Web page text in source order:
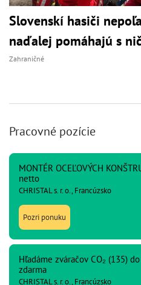
Slovenskí hasiči
naďalej pomáhajú s
Zahraničné
Pracovné pozície
MONTÉR OCEĽOVÝCH
netto
CHRISTAL s. r. o., Francúzsko
Pozri ponuku
Hľadáme zváračov CO₂ (135)
zdarma
CHRISTAL s. r. o., Francúzsko